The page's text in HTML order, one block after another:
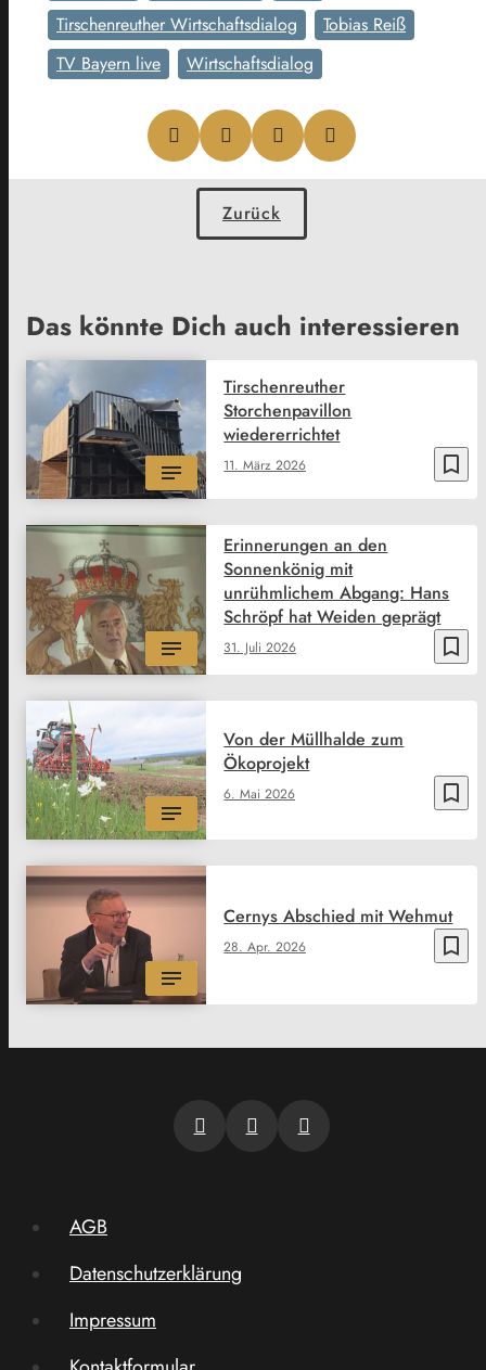
Tirschenreuther Wirtschaftsdialog
Tobias Reiß
TV Bayern live
Wirtschaftsdialog
Zurück
Das könnte Dich auch interessieren
bookmark_border
11. März 2026
Tirschenreuther
Storchenpavillon
wiedererrichtet
bookmark_border
31. Juli 2026
Erinnerungen an den
Sonnenkönig mit
unrühmlichem Abgang: Hans
Schröpf hat Weiden geprägt
bookmark_border
6. Mai 2026
Von der Müllhalde zum
Ökoprojekt
bookmark_border
28. Apr. 2026
Cernys Abschied mit Wehmut
AGB
Datenschutzerklärung
Impressum